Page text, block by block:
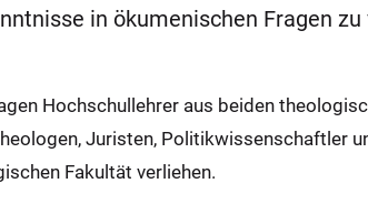
in ökumenischen Fragen
Hochschullehrer aus beiden
Juristen, Politikwissenschaftler
Fakultät verliehen.